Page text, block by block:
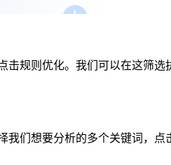
击规则优化。我们可以在这筛
我们想要分析的多个关键词，